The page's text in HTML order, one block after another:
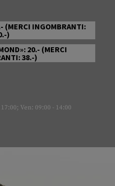
(MERCI INGOMBRANTI:
)
20.- (MERCI
38.-)
Ven: 09:00 - 14:00